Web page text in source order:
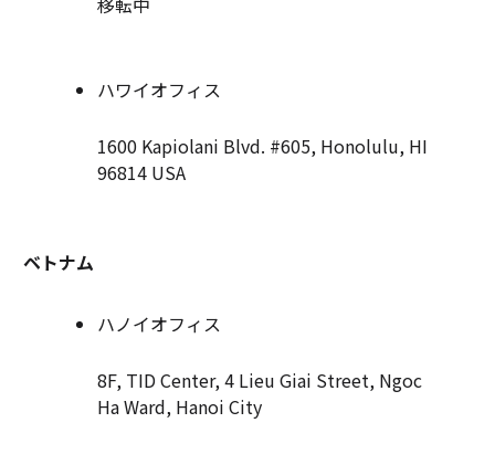
ハワイオフィス
1600 Kapiolani Blvd. #605, Honolulu, HI
96814 USA
ベトナム
ハノイオフィス
8F, TID Center, 4 Lieu Giai Street, Ngoc
Ha Ward, Hanoi City